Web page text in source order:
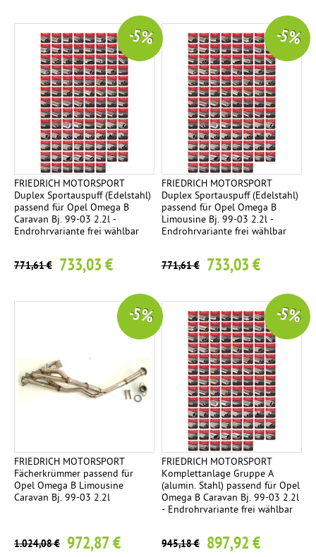
FRIEDRICH MOTORSPORT
Duplex Sportauspuff (Edelstahl)
passend für Opel Omega B
Caravan Bj. 99-03 2.2l -
Endrohrvariante frei wählbar
771,61 € 733,03 €
-5 %
FRIEDRICH MOTORSPORT
Duplex Sportauspuff (Edelstahl)
passend für Opel Omega B
Limousine Bj. 99-03 2.2l -
Endrohrvariante frei wählbar
771,61 € 733,03 €
-5 %
FRIEDRICH MOTORSPORT
Fächerkrümmer passend für
Opel Omega B Limousine
Caravan Bj. 99-03 2.2l
1.024,08 € 972,87 €
-5 %
FRIEDRICH MOTORSPORT
Komplettanlage Gruppe A
(alumin. Stahl) passend für Opel
Omega B Caravan Bj. 99-03 2.2l
- Endrohrvariante frei wählbar
945,18 € 897,92 €
-5 %